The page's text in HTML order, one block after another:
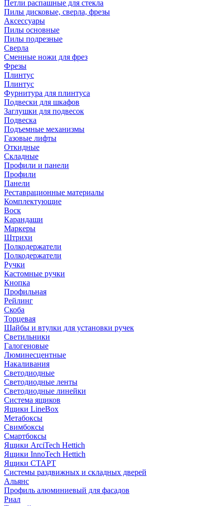
Петли распашные для стекла
Пилы дисковые, сверла, фрезы
Аксессуары
Пилы основные
Пилы подрезные
Сверла
Сменные ножи для фрез
Фрезы
Плинтус
Плинтус
Фурнитура для плинтуса
Подвески для шкафов
Заглушки для подвесок
Подвеска
Подъемные механизмы
Газовые лифты
Откидные
Складные
Профили и панели
Профили
Панели
Реставрационные материалы
Комплектующие
Воск
Карандаши
Маркеры
Штрихи
Полкодержатели
Полкодержатели
Ручки
Кастомные ручки
Кнопка
Профильная
Рейлинг
Скоба
Торцевая
Шайбы и втулки для установки ручек
Светильники
Галогеновые
Люминесцентные
Накаливания
Светодиодные
Светодиодные ленты
Светодиодные линейки
Система ящиков
Ящики LineBox
Метабоксы
Свимбоксы
Смартбоксы
Ящики ArciTech Hettich
Ящики InnoTech Hettich
Ящики СТАРТ
Системы раздвижных и складных дверей
Альянс
Профиль алюминиевый для фасадов
Риал